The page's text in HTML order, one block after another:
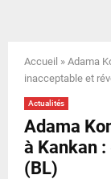
N
Accueil » Adama
inacceptable et
Actualités
Adama
à Kankan
(BL)